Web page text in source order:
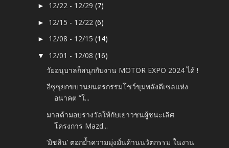
► 12/22 - 12/29(7)
► 12/15 - 12/22(6)
► 12/08 - 12/15(14)
▼ 12/01 - 12/08(16)
วัยอนุบาลก็สนุกกับงาน MOTOR EXPO 2024 ได้ !
อีซูซุยกขบวนยนตรกรรมโชว์ขุมพลังดีเซลแห่ง
อนาคต “ใ...
มาสด้ามอบรางวัลให้กับเยาวชนผู้ชนะเลิศ
โครงการ Mazd...
‘มิชลิน’ ตอกย้ำความมุ่งมั่นด้านนวัตกรรม ในงาน